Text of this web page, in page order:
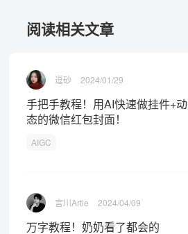
阅读相关文章
逗砂 2024/01/29
手把手教程！用AI快速做挂件+动
态的微信红包封面！
AIGC
言川Artie 2024/04/09
万字教程！奶奶看了都会的